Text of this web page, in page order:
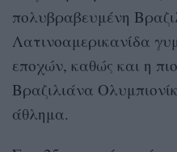
πολυβραβευμένη
Λατινοαμερικανίδα
εποχών, καθώς και η
Βραζιλιάνα
άθλημα.